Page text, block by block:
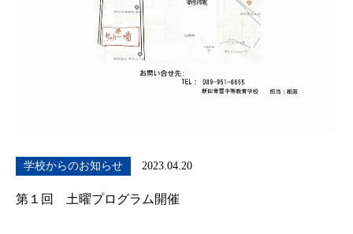
学校からのお知らせ 2023.04.20
第１回 土曜プログラム開催